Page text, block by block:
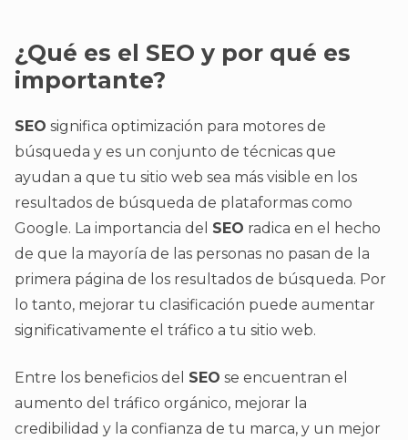
¿Qué es el SEO y por qué es
importante?
SEO significa optimización para motores de
búsqueda y es un conjunto de técnicas que
ayudan a que tu sitio web sea más visible en los
resultados de búsqueda de plataformas como
Google. La importancia del SEO radica en el hecho
de que la mayoría de las personas no pasan de la
primera página de los resultados de búsqueda. Por
lo tanto, mejorar tu clasificación puede aumentar
significativamente el tráfico a tu sitio web.
Entre los beneficios del SEO se encuentran el
aumento del tráfico orgánico, mejorar la
credibilidad y la confianza de tu marca, y un mejor